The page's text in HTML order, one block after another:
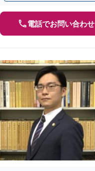
電話でお問い合わせ